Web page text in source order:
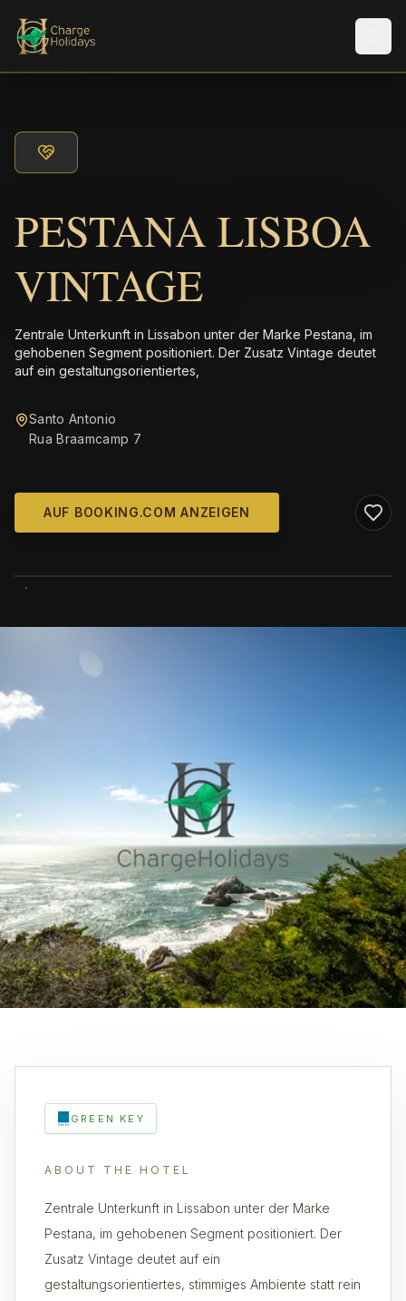
PESTANA LISBOA
VINTAGE
Zentrale Unterkunft in Lissabon unter der Marke Pestana, im
gehobenen Segment positioniert. Der Zusatz Vintage deutet
auf ein gestaltungsorientiertes,
Santo Antonio
Rua Braamcamp 7
AUF BOOKING.COM ANZEIGEN
GREEN KEY
ABOUT THE HOTEL
Zentrale Unterkunft in Lissabon unter der Marke
Pestana, im gehobenen Segment positioniert. Der
Zusatz Vintage deutet auf ein
gestaltungsorientiertes, stimmiges Ambiente statt rein